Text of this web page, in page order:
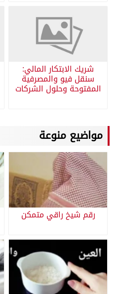
شريك الابتكار المالي:
سنقل فيو والمصرفية
المفتوحة وحلول الشركات
مواضيع منوعة
رقم شيخ راقي متمكن